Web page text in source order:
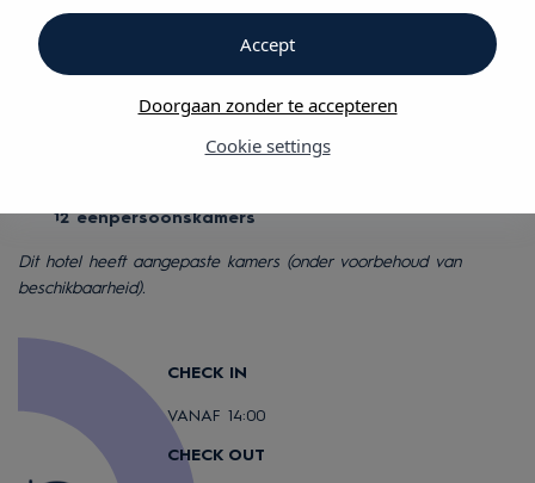
Je bent gearriveerd, je hoeft je alleen maar te settelen om de
vibratie van het hotel te voelen. Vibra Palma Cactus Hotel
heeft in totaal 110 kamers, waarvan 96 tweepersoonskamers, 12
eigen badkamer en terras, en zijn voorzien van airconditioning,
verwarming, kluisje en LED satelliet TV.
12 eenpersoonskamers
Dit hotel heeft aangepaste kamers (onder voorbehoud van
beschikbaarheid).
CHECK IN
VANAF 14:00
CHECK OUT
Cookie settings
Doorgaan zonder te accepteren
Accept